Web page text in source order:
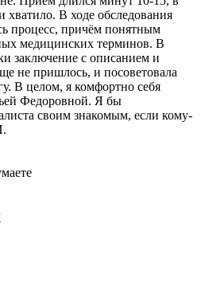
хватило. В ходе обследования
процесс, причём понятным
медицинских терминов. В
заключение с описанием и
не пришлось, и посоветовала
В целом, я комфортно себя
Федоровной. Я бы
своим знакомым, если кому-